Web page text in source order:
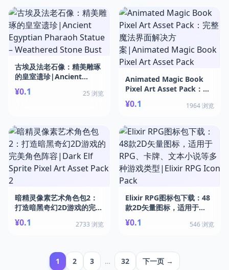
古埃及法老石像：精美雕琢
的皇室遗珍|Ancient
Egyptian Pharaoh Statue
– Weathered Stone Bust
¥0.1 25 浏览
Animated Magic Book
Pixel Art Asset Pack：完
整魔法界面解决方
案|Animated Magic
Pack
¥0.1 1964 浏览
暗精灵像素艺术角色包2：
打造暗黑奇幻2D游戏的完美
角色阵容|Dark Elf Sprite
Pixel Art Asset Pack 2
¥0.1 2733 浏览
Elixir RPG图标包下载：48
款2D矢量图标，适用于
RPG、卡牌、文本小说等多
种游戏类型|Elixir RPG
¥0.1 546 浏览
1 2 3 … 32 下一页 →